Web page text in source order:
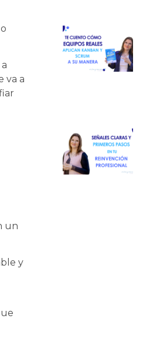
va a
un
y